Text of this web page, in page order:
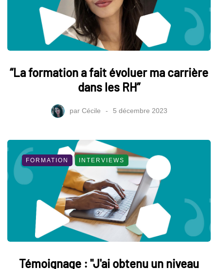
“La formation a fait évoluer ma carrière
dans les RH”
par Cécile 5 décembre 2023
FORMATION INTERVIEWS
Témoignage : "J'ai obtenu un niveau